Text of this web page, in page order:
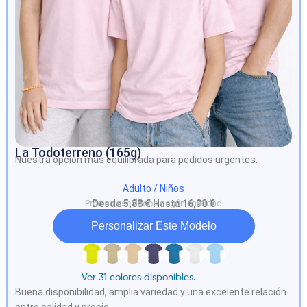
La Todoterreno (165g)
Nuestra opción más equilibrada para pedidos urgentes.
Adulto / Niños
Desde 5,88 € Hasta 16,90 €
Precios escalados según cantidad
Personalizar Este Modelo
Ver 31 colores disponíbles.
Buena disponibilidad, amplia variedad y una excelente relación